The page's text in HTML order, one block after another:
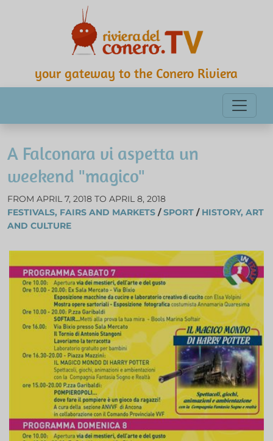
your gateway to the Conero Riviera
A Falconara vi aspetta un
weekend "magico"
FROM APRIL 7, 2018 TO APRIL 8, 2018
FESTIVALS, FAIRS AND MARKETS /SPORT / HISTORY, ART
AND CULTURE